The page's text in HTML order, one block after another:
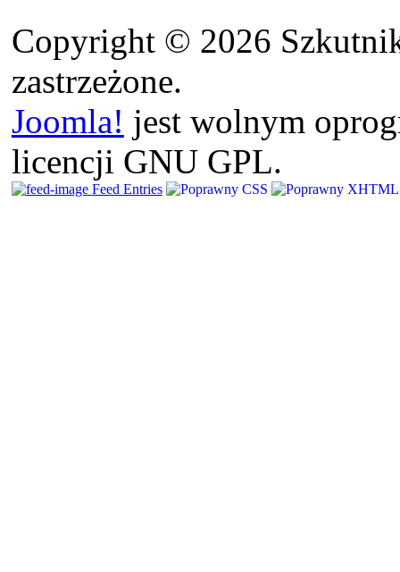
Copyright © 2026
zastrzeżone.
Joomla! jest wolnym
licencji GNU GPL.
Feed Entries